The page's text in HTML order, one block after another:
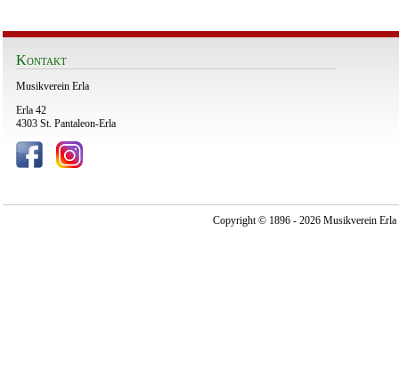
Kontakt
Musikverein Erla
Erla 42
4303 St. Pantaleon-Erla
Copyright © 1896 - 2026 Musikverein Erla